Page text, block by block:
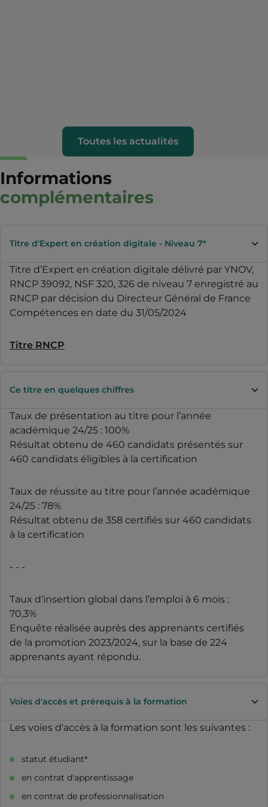
Toutes les actualités
Informations
complémentaires
Titre d'Expert en création digitale - Niveau 7*
Titre d’Expert en création digitale délivré par YNOV,
RNCP 39092, NSF 320, 326 de niveau 7 enregistré au
RNCP par décision du Directeur Général de France
Compétences en date du 31/05/2024
Titre RNCP
Ce titre en quelques chiffres
Taux de présentation au titre pour l’année
académique 24/25 : 100%
Résultat obtenu de 460 candidats présentés sur
460 candidats éligibles à la certification
Taux de réussite au titre pour l’année académique
24/25 : 78%
Résultat obtenu de 358 certifiés sur 460 candidats
à la certification
- - -
Taux d’insertion global dans l’emploi à 6 mois :
70,3%
Enquête réalisée auprès des apprenants certifiés
de la promotion 2023/2024, sur la base de 224
apprenants ayant répondu.
Voies d'accès et prérequis à la formation
Les voies d'accès à la formation sont les suivantes :
statut étudiant*
en contrat d'apprentissage
en contrat de professionnalisation